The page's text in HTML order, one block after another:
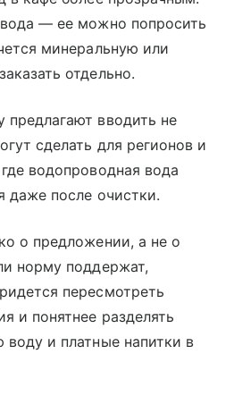
— ее можно попросить
минеральную или
отдельно.
вводить не
сделать для регионов и
водопроводная вода
даже после очистки.
о предложении, а не о
норму поддержат,
пересмотреть
и понятнее разделять
воду и платные напитки в